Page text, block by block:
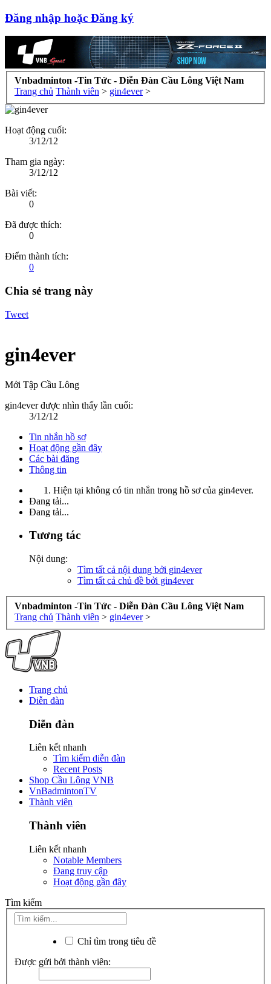
Đăng nhập hoặc Đăng ký
Vnbadminton -Tin Tức - Diễn Đàn Cầu Lông Việt Nam
Trang chủ Thành viên > gin4ever >
Hoạt động cuối:
3/12/12
Tham gia ngày:
3/12/12
Bài viết:
0
Đã được thích:
0
Điểm thành tích:
0
Chia sẻ trang này
Tweet
gin4ever
Mới Tập Cầu Lông
gin4ever được nhìn thấy lần cuối:
3/12/12
Tin nhắn hồ sơ
Hoạt động gần đây
Các bài đăng
Thông tin
Hiện tại không có tin nhắn trong hồ sơ của gin4ever.
Đang tải...
Đang tải...
Tương tác
Nội dung:
Tìm tất cả nội dung bởi gin4ever
Tìm tất cả chủ đề bởi gin4ever
Vnbadminton -Tin Tức - Diễn Đàn Cầu Lông Việt Nam
Trang chủ Thành viên > gin4ever >
Trang chủ
Diễn đàn
Diễn đàn
Liên kết nhanh
Tìm kiếm diễn đàn
Recent Posts
Shop Cầu Lông VNB
VnBadmintonTV
Thành viên
Thành viên
Liên kết nhanh
Notable Members
Đang truy cập
Hoạt động gần đây
Tìm kiếm
Chỉ tìm trong tiêu đề
Được gửi bởi thành viên: